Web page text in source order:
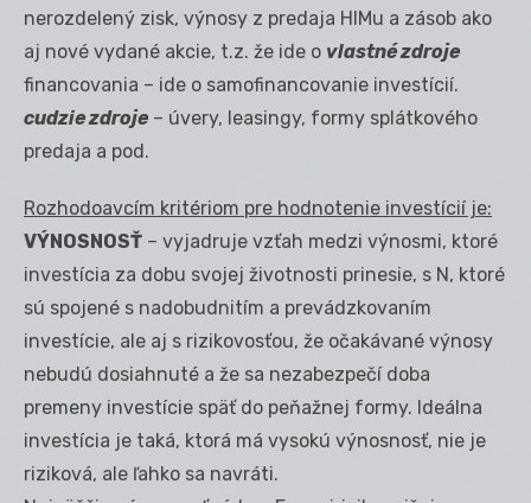
nerozdelený zisk, výnosy z predaja HIMu a zásob ako
aj nové vydané akcie, t.z. že ide o vlastné zdroje
financovania – ide o samofinancovanie investícií.
cudzie zdroje – úvery, leasingy, formy splátkového
predaja a pod.
Rozhodoavcím kritériom pre hodnotenie investícií je:
VÝNOSNOSŤ – vyjadruje vzťah medzi výnosmi, ktoré
investícia za dobu svojej životnosti prinesie, s N, ktoré
sú spojené s nadobudnitím a prevádzkovaním
investície, ale aj s rizikovosťou, že očakávané výnosy
nebudú dosiahnuté a že sa nezabezpečí doba
premeny investície späť do peňažnej formy. Ideálna
investícia je taká, ktorá má vysokú výnosnosť, nie je
riziková, ale ľahko sa navráti.